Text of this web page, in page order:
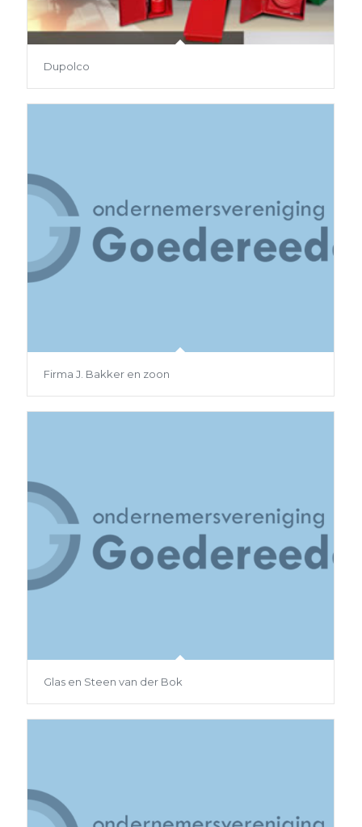
Dupolco
Firma J. Bakker en zoon
Glas en Steen van der Bok